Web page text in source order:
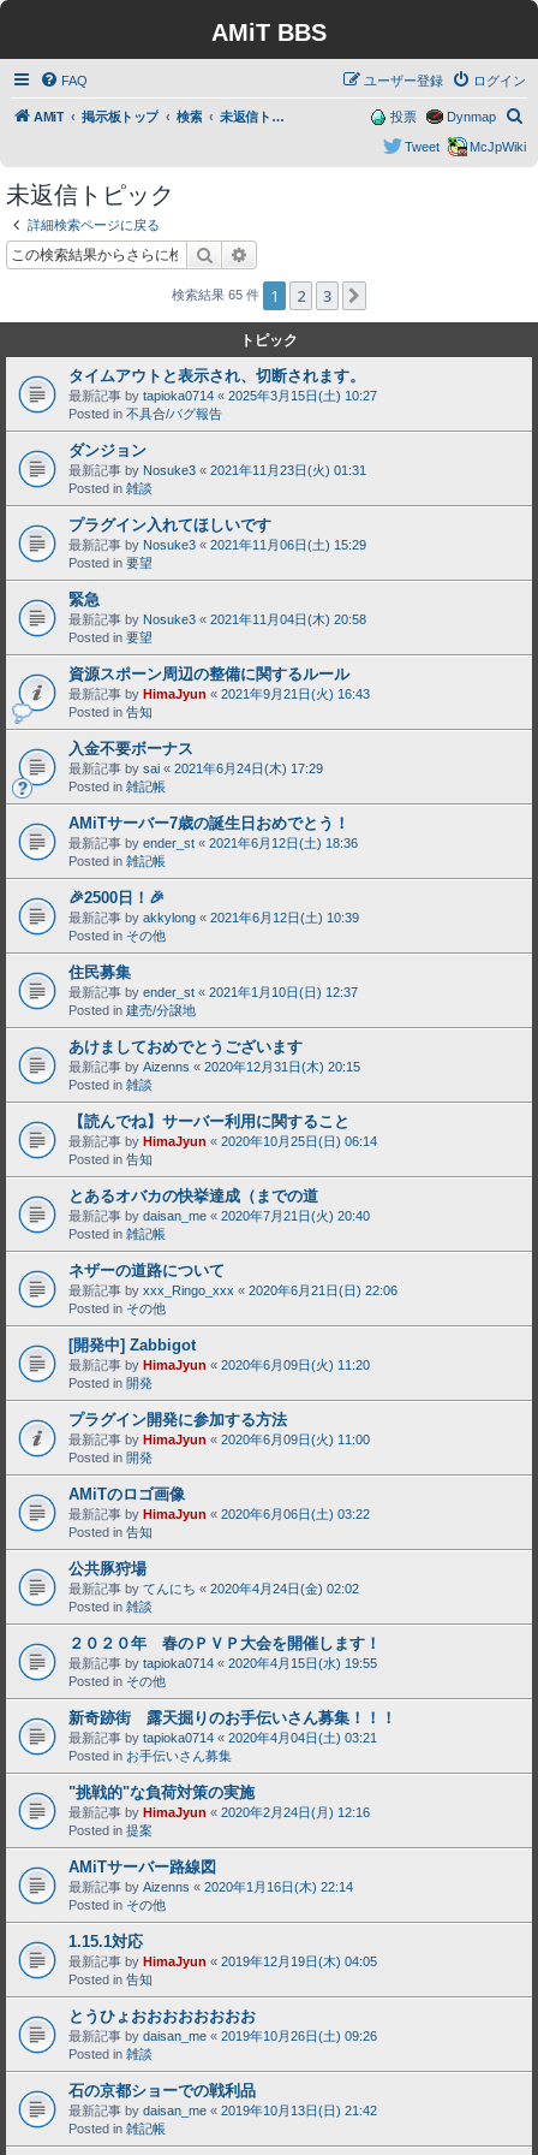
AMiT BBS
FAQ ログイン
ユーザー登録
AMiT 掲示板トップ 検索 未返信トピック
索
Dynmap
投票
McJpWiki
Tweet
未返信トピック
詳細検索ページに戻る
検索
検索結果 65 件 1 2 3
トピック
タイムアウトと表示され、切断されます。
最新記事 by tapioka0714 « 2025年3月15日(土) 10:27
Posted in 不具合/バグ報告
ダンジョン
最新記事 by Nosuke3 « 2021年11月23日(火) 01:31
Posted in 雑談
プラグイン入れてほしいです
最新記事 by Nosuke3 « 2021年11月06日(土) 15:29
Posted in 要望
緊急
最新記事 by Nosuke3 « 2021年11月04日(木) 20:58
Posted in 要望
資源スポーン周辺の整備に関するルール
最新記事 by HimaJyun « 2021年9月21日(火) 16:43
Posted in 告知
入金不要ボーナス
最新記事 by sai « 2021年6月24日(木) 17:29
Posted in 雑記帳
AMiTサーバー7歳の誕生日おめでとう！
最新記事 by ender_st « 2021年6月12日(土) 18:36
Posted in 雑記帳
🎉2500日！🎉
最新記事 by akkylong « 2021年6月12日(土) 10:39
Posted in その他
住民募集
最新記事 by ender_st « 2021年1月10日(日) 12:37
Posted in 建売/分譲地
あけましておめでとうございます
最新記事 by Aizenns « 2020年12月31日(木) 20:15
Posted in 雑談
【読んでね】サーバー利用に関すること
最新記事 by HimaJyun « 2020年10月25日(日) 06:14
Posted in 告知
とあるオバカの快挙達成（までの道
最新記事 by daisan_me « 2020年7月21日(火) 20:40
Posted in 雑記帳
ネザーの道路について
最新記事 by xxx_Ringo_xxx « 2020年6月21日(日) 22:06
Posted in その他
[開発中] Zabbigot
最新記事 by HimaJyun « 2020年6月09日(火) 11:20
Posted in 開発
プラグイン開発に参加する方法
最新記事 by HimaJyun « 2020年6月09日(火) 11:00
Posted in 開発
AMiTのロゴ画像
最新記事 by HimaJyun « 2020年6月06日(土) 03:22
Posted in 告知
公共豚狩場
最新記事 by てんにち « 2020年4月24日(金) 02:02
Posted in 雑談
２０２０年 春のＰＶＰ大会を開催します！
最新記事 by tapioka0714 « 2020年4月15日(水) 19:55
Posted in その他
新奇跡街 露天掘りのお手伝いさん募集！！！
最新記事 by tapioka0714 « 2020年4月04日(土) 03:21
Posted in お手伝いさん募集
"挑戦的"な負荷対策の実施
最新記事 by HimaJyun « 2020年2月24日(月) 12:16
Posted in 提案
AMiTサーバー路線図
最新記事 by Aizenns « 2020年1月16日(木) 22:14
Posted in その他
1.15.1対応
最新記事 by HimaJyun « 2019年12月19日(木) 04:05
Posted in 告知
とうひょおおおおおおおお
最新記事 by daisan_me « 2019年10月26日(土) 09:26
Posted in 雑談
石の京都ショーでの戦利品
最新記事 by daisan_me « 2019年10月13日(日) 21:42
Posted in 雑記帳